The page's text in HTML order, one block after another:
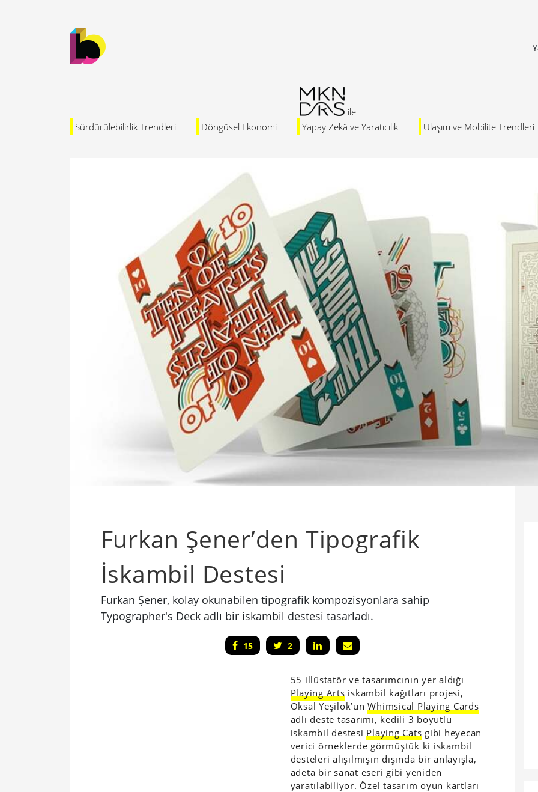
Sürdürülebilirlik Trendleri Döngüsel Ekonomi Yapay Zekâ ve Yaratıcılık Ulaşım ve Mobilite Trendleri
Furkan Şener’den Tipografik
İskambil Destesi
Furkan Şener, kolay okunabilen tipografik kompozisyonlara sahip
Typographer's Deck adlı bir iskambil destesi tasarladı.
15 2
55 illüstatör ve tasarımcının yer aldığı
Playing Arts iskambil kağıtları projesi,
Oksal Yeşilok’unWhimsical Playing Cards
adlı deste tasarımı, kedili 3 boyutlu
iskambil destesi Playing Cats gibi heyecan
verici örneklerde görmüştük ki iskambil
desteleri alışılmışın dışında bir anlayışla,
adeta bir sanat eseri gibi yeniden
yaratılabiliyor. Özel tasarım oyun kartları